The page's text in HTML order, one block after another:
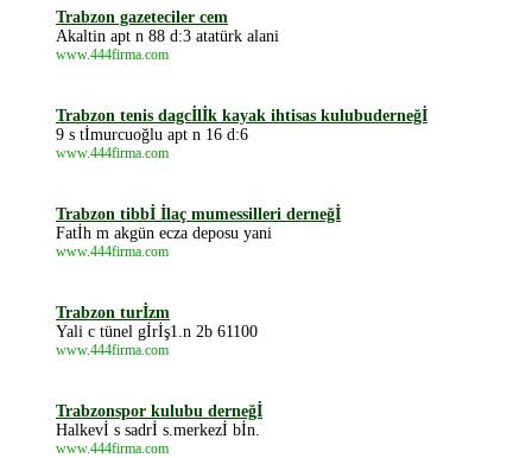
Trabzon gazeteciler cem
Akaltin apt n 88 d:3 atatürk alani
www.444firma.com
Trabzon tenis dagcİlİk kayak ihtisas kulubuderneğİ
9 s tİmurcuoğlu apt n 16 d:6
www.444firma.com
Trabzon tibbİ İlaç mumessilleri derneğİ
Fatİh m akgün ecza deposu yani
www.444firma.com
Trabzon turİzm
Yali c tünel gİrİş1.n 2b 61100
www.444firma.com
Trabzonspor kulubu derneğİ
Halkevİ s sadrİ s.merkezİ bİn.
www.444firma.com